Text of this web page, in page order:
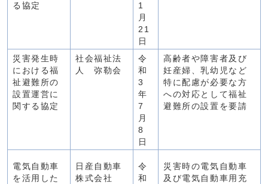
る協定
1
月
21
日
災害発生時
における福
祉避難所の
設置運営に
関する協定
社会福祉法
人 弥勒会
令
和
3
年
7
月
8
日
高齢者や障害者及び
妊産婦、乳幼児など
特に配慮が必要な方
への対応として福祉
避難所の設置を要請
電気自動車
を活用した
日産自動車
株式会社
令
和
災害時の電気自動車
及び電気自動車用充